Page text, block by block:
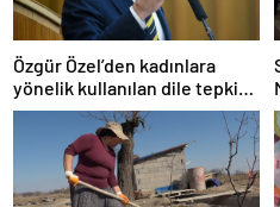
Özgür Özel’den kadınlara
yönelik kullanılan dile tepki:
“Utanmazca hakaret ettiler”